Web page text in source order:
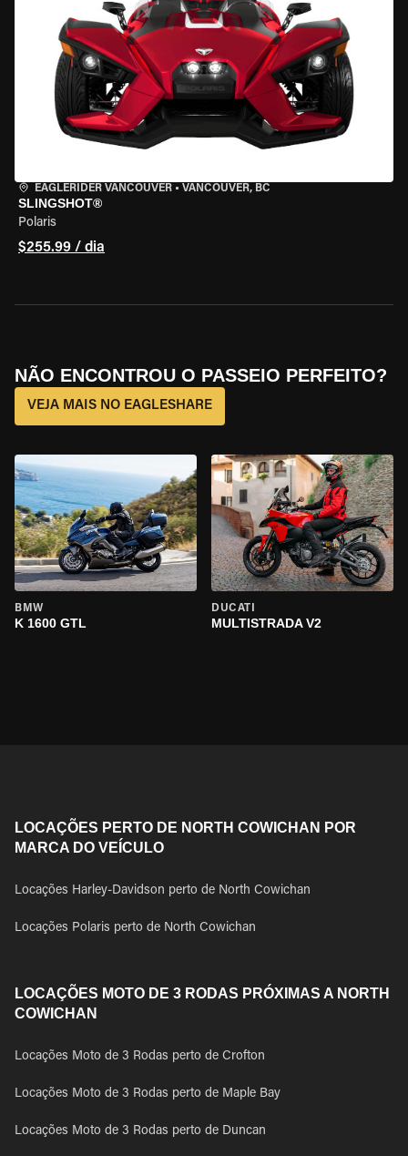
EAGLERIDER VANCOUVER • VANCOUVER, BC
SLINGSHOT®
Polaris
$255.99 / dia
NÃO ENCONTROU O PASSEIO PERFEITO?
VEJA MAIS NO EAGLESHARE
BMW
K 1600 GTL
DUCATI
MULTISTRADA V2
LOCAÇÕES PERTO DE NORTH COWICHAN POR
MARCA DO VEÍCULO
Locações Harley-Davidson perto de North Cowichan
Locações Polaris perto de North Cowichan
LOCAÇÕES MOTO DE 3 RODAS PRÓXIMAS A NORTH
COWICHAN
Locações Moto de 3 Rodas perto de Crofton
Locações Moto de 3 Rodas perto de Maple Bay
Locações Moto de 3 Rodas perto de Duncan